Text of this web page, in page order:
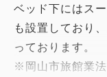
ベッド下にはス
も設置しており
っております。
※岡山市旅館業